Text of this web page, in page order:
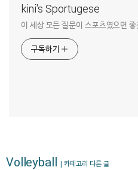
kini's Sportugese
이 세상 모든 질문이 스포츠였으면 좋
구독하기
Volleyball | 카테고리 다른 글